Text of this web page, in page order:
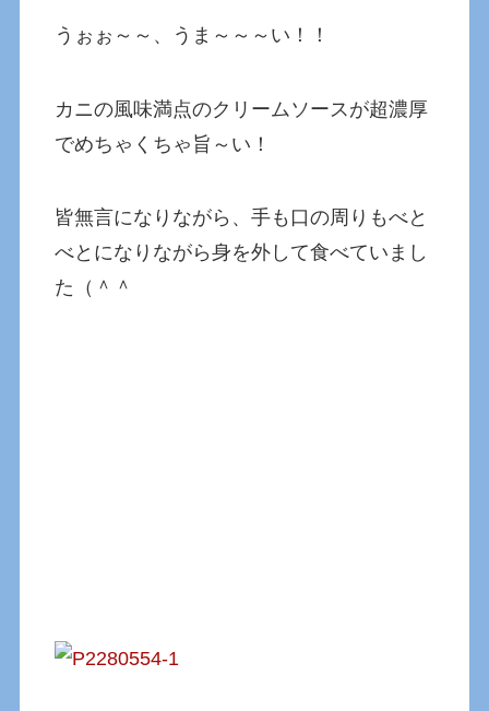
うぉぉ～～、うま～～～い！！
カニの風味満点のクリームソースが超濃厚
でめちゃくちゃ旨～い！
皆無言になりながら、手も口の周りもべと
べとになりながら身を外して食べていまし
た（＾＾